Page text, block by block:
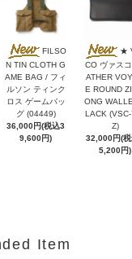
FILSO
N TIN CLOTH G
AME BAG / フィ
ルソン ティンク
ロス ゲームバッ
グ (04449)
36,000円(税込3
9,600円)
★
CO ヴァス
ATHER
E ROUND
ONG
LACK
Z)
32,000円(
5,200円)
Item